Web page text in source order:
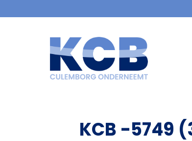
KCB -5749